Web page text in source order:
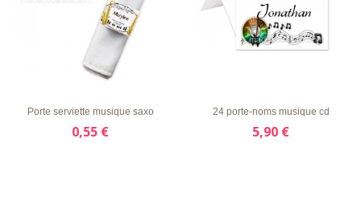
APERÇU
RAPIDE
Porte serviette musique saxo
0,55 €
24 porte-noms musique cd
5,90 €